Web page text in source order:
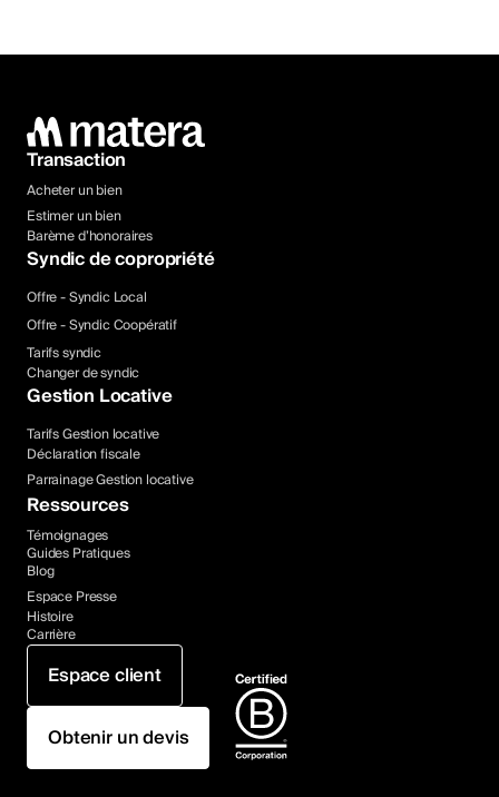
Transaction
Acheter un bien
Estimer un bien
Barème d’honoraires
Syndic de copropriété
Offre - Syndic Local
Offre - Syndic Coopératif
Tarifs syndic
Changer de syndic
Gestion Locative
Tarifs Gestion locative
Déclaration fiscale
Parrainage Gestion locative
Ressources
Témoignages
Guides Pratiques
Blog
Espace Presse
Histoire
Carrière
Espace client
Obtenir un devis